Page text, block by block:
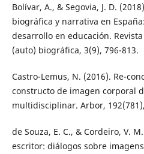
Bolívar, A., & Segovia, J. D.
biográfica y narrativa en
desarrollo en educación.
(auto) biográfica, 3(9), 796-813.
Castro-Lemus, N. (2016). Re-
constructo de imagen corporal
multidisciplinar. Arbor,
de Souza, E. C., & Cordeiro, V.
escritor: diálogos sobre